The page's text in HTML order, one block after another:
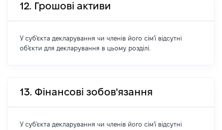
12. Грошові активи
У суб'єкта декларування чи членів його сім'ї відсутні
об'єкти для декларування в цьому розділі.
13. Фінансові зобов'язання
У суб'єкта декларування чи членів його сім'ї відсутні